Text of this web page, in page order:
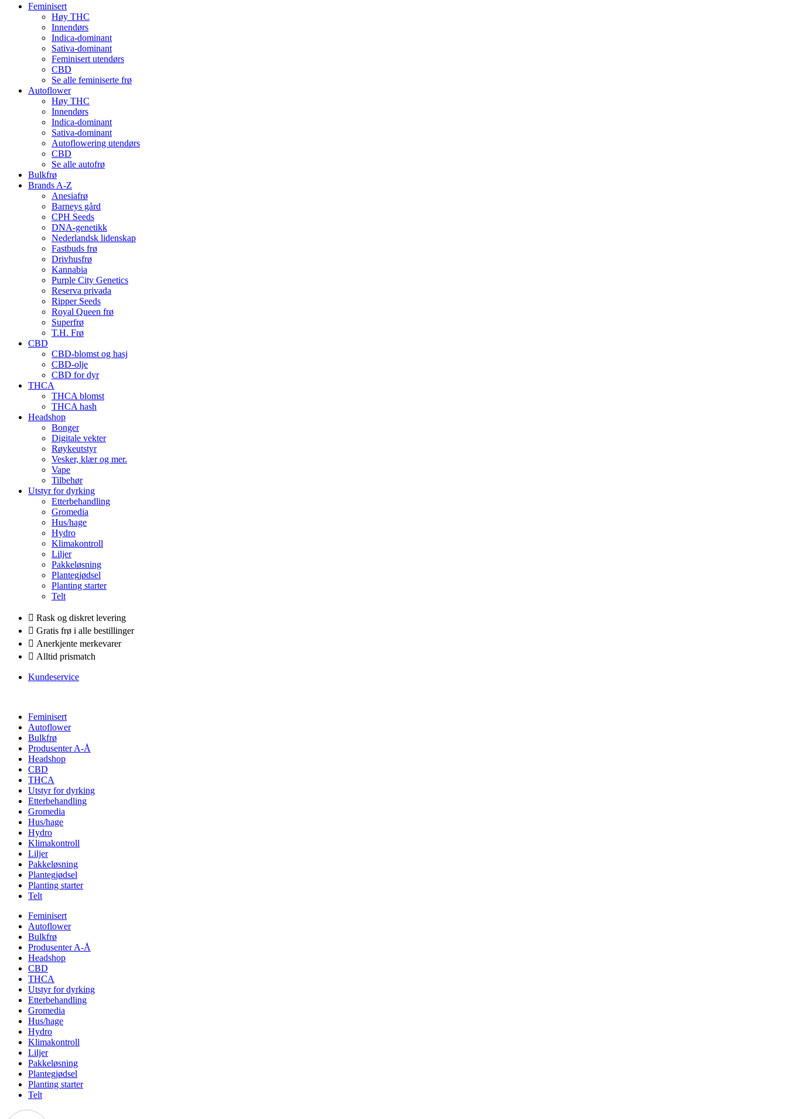
Feminisert
Høy THC
Innendørs
Indica-dominant
Sativa-dominant
Feminisert utendørs
CBD
Se alle feminiserte frø
Autoflower
Høy THC
Innendørs
Indica-dominant
Sativa-dominant
Autoflowering utendørs
CBD
Se alle autofrø
Bulkfrø
Brands A-Z
Anesiafrø
Barneys gård
CPH Seeds
DNA-genetikk
Nederlandsk lidenskap
Fastbuds frø
Drivhusfrø
Kannabia
Purple City Genetics
Reserva privada
Ripper Seeds
Royal Queen frø
Superfrø
T.H. Frø
CBD
CBD-blomst og hasj
CBD-olje
CBD for dyr
THCA
THCA blomst
THCA hash
Headshop
Bonger
Digitale vekter
Røykeutstyr
Vesker, klær og mer.
Vape
Tilbehør
Utstyr for dyrking
Etterbehandling
Gromedia
Hus/hage
Hydro
Klimakontroll
Liljer
Pakkeløsning
Plantegjødsel
Planting starter
Telt
Rask og diskret levering
Gratis frø i alle bestillinger
Anerkjente merkevarer
Alltid prismatch
Kundeservice
Feminisert
Autoflower
Bulkfrø
Produsenter A-Å
Headshop
CBD
THCA
Utstyr for dyrking
Etterbehandling
Gromedia
Hus/hage
Hydro
Klimakontroll
Liljer
Pakkeløsning
Plantegjødsel
Planting starter
Telt
Feminisert
Autoflower
Bulkfrø
Produsenter A-Å
Headshop
CBD
THCA
Utstyr for dyrking
Etterbehandling
Gromedia
Hus/hage
Hydro
Klimakontroll
Liljer
Pakkeløsning
Plantegjødsel
Planting starter
Telt